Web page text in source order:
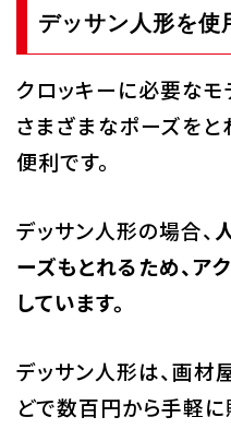
デッサン人形を使
クロッキーに必要なモ
さまざまなポーズをと
便利です。
デッサン人形の場合、
ーズもとれるため、ア
しています。
デッサン人形は、画材
どで数百円から手軽に